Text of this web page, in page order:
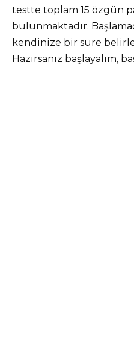
testte toplam 15 özgün
bulunmaktadır.
kendinize bir süre
Hazırsanız başlayalım,